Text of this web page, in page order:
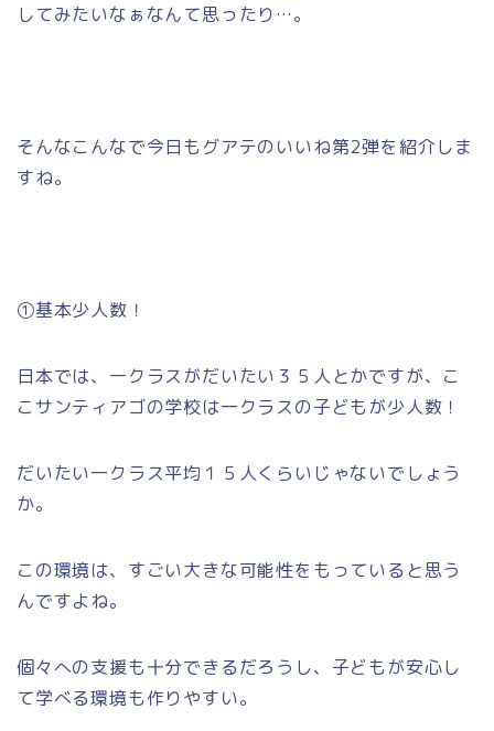
してみたいなぁなんて思ったり…。
そんなこんなで今日もグアテのいいね第2弾を紹介しま
すね。
①基本少人数！
日本では、一クラスがだいたい３５人とかですが、こ
こサンティアゴの学校は一クラスの子どもが少人数！
だいたい一クラス平均１５人くらいじゃないでしょう
か。
この環境は、すごい大きな可能性をもっていると思う
んですよね。
個々への支援も十分できるだろうし、子どもが安心し
て学べる環境も作りやすい。